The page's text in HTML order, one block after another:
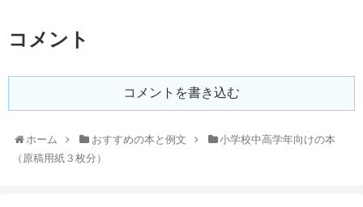
コメント
コメントを書き込む
ホーム おすすめの本と例文
小学校中高学年向けの本
（原稿用紙３枚分）